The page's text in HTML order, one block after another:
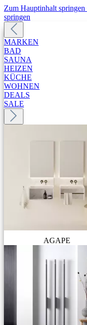
Zum Hauptinhalt springen
springen
MARKEN
BAD
SAUNA
HEIZEN
KÜCHE
WOHNEN
DEALS
SALE
AGAPE